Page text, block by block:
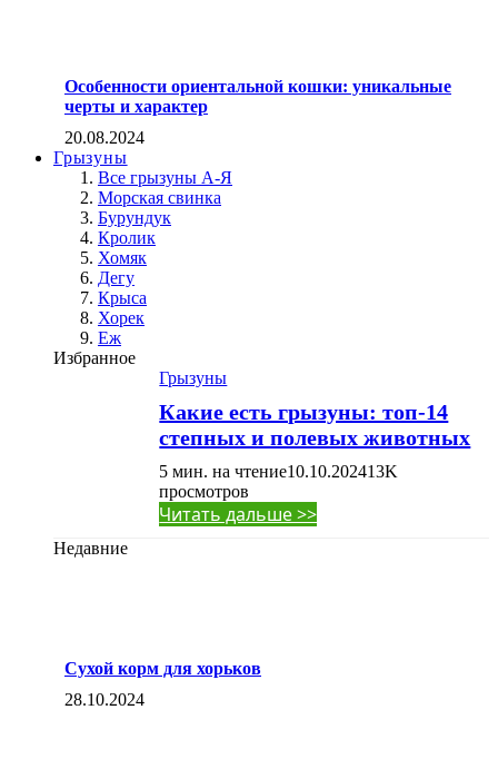
Особенности ориентальной кошки: уникальные
черты и характер
20.08.2024
Грызуны
Все грызуны А-Я
Морская свинка
Бурундук
Кролик
Хомяк
Дегу
Крыса
Хорек
Еж
Избранное
Грызуны
Какие есть грызуны: топ-14
степных и полевых животных
5 мин. на чтение10.10.202413K
просмотров
Читать дальше >>
Недавние
Сухой корм для хорьков
28.10.2024